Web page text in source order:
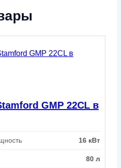
GMP 22CL в
16 кВт
80 л